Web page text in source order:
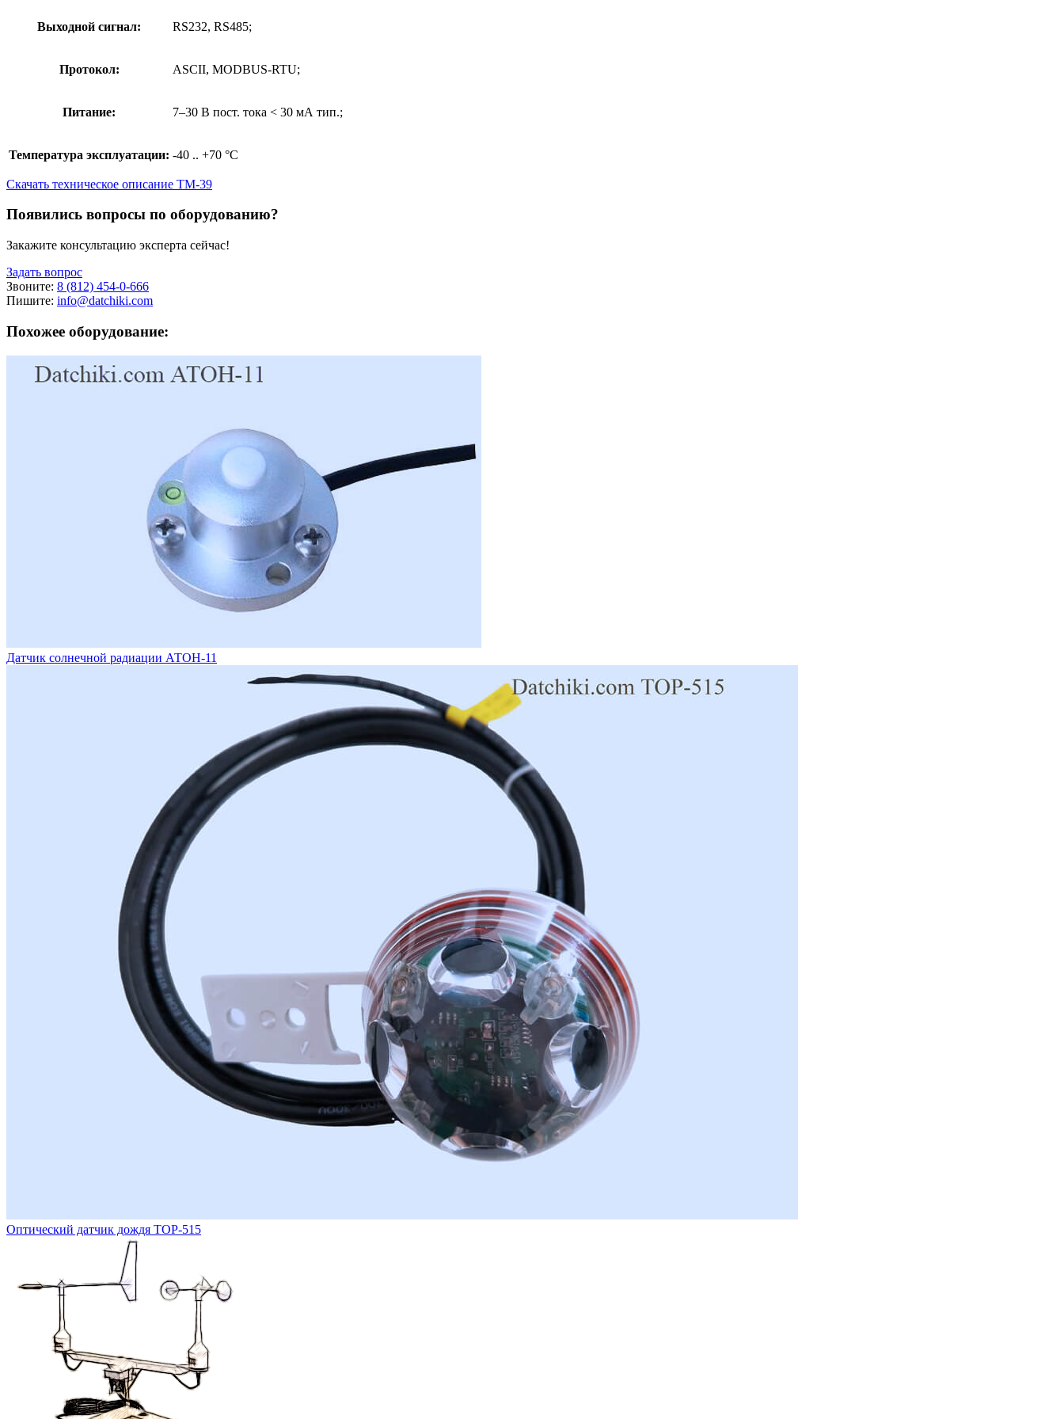
Выходной сигнал: RS232, RS485;
Протокол: ASCII, MODBUS-RTU;
Питание: 7–30 В пост. тока < 30 мА тип.;
Температура эксплуатации: -40 .. +70 °C
Скачать техническое описание ТМ-39
Появились вопросы по оборудованию?
Закажите консультацию эксперта сейчас!
Задать вопрос
Звоните: 8 (812) 454-0-666
Пишите: info@datchiki.com
Похожее оборудование:
Датчик солнечной радиации АТОН-11
Оптический датчик дождя ТОР-515